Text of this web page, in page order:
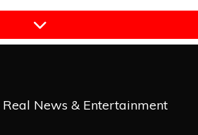
Real News & Entertainment